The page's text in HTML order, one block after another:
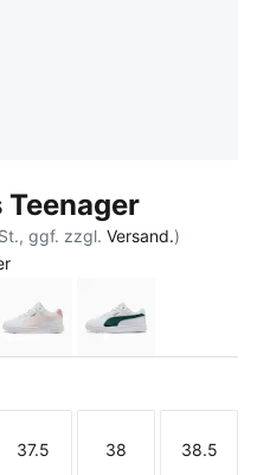
Teenager
ggf. zzgl. Versand.)
Silver
White-Clyde Royal-Gum
PUMA White-Jasmine
PUMA White-
Größe
37.5
Größe
38
Größe
38.5